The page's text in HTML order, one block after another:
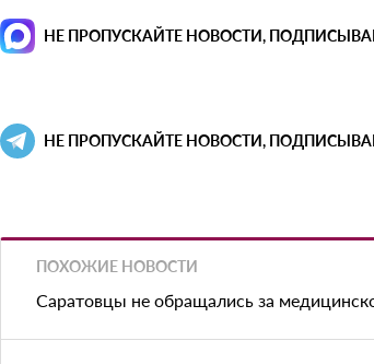
НЕ ПРОПУСКАЙТЕ НОВОСТИ,
НЕ ПРОПУСКАЙТЕ НОВОСТИ,
ПОХОЖИЕ НОВОСТИ
Саратовцы не обращались за